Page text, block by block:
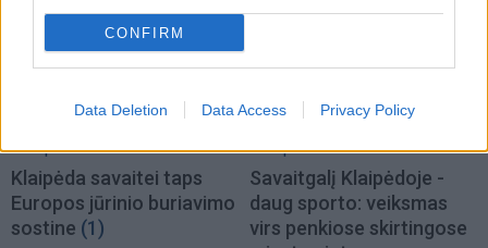
CONFIRM
Data Deletion Data Access Privacy Policy
Sportas
Klaipėda savaitei taps
Europos jūrinio buriavimo
sostine (1)
Sportas
Savaitgalį Klaipėdoje -
daug sporto: veiksmas
virs penkiose skirtingose